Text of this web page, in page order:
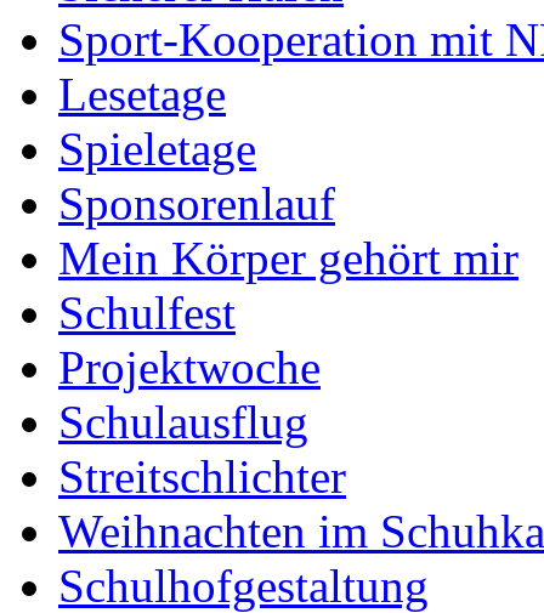
Sport-Kooperation mit
Lesetage
Spieletage
Sponsorenlauf
Mein Körper gehört mir
Schulfest
Projektwoche
Schulausflug
Streitschlichter
Weihnachten im
Schulhofgestaltung